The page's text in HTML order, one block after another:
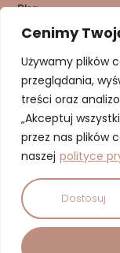
Cenimy
Używamy plików
przeglądania,
treści oraz
„Akceptuj
przez nas plików
naszej polityce
Dostosuj
Blog
Kontakt
NEWSLETTER
© 2026 Dbam o